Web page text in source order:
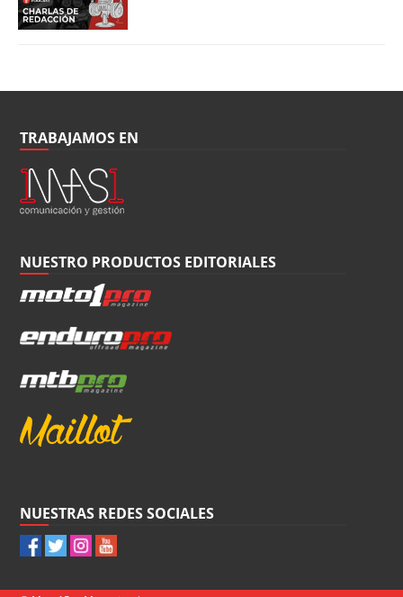
TRABAJAMOS EN
NUESTRO PRODUCTOS EDITORIALES
NUESTRAS REDES SOCIALES